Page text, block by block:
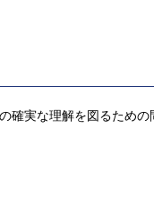
確実な理解を図るための